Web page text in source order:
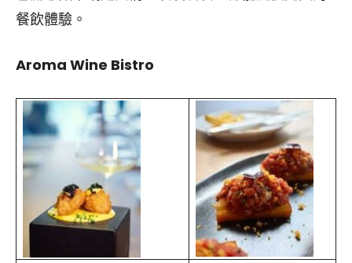
餐飲體驗。
Aroma Wine Bistro